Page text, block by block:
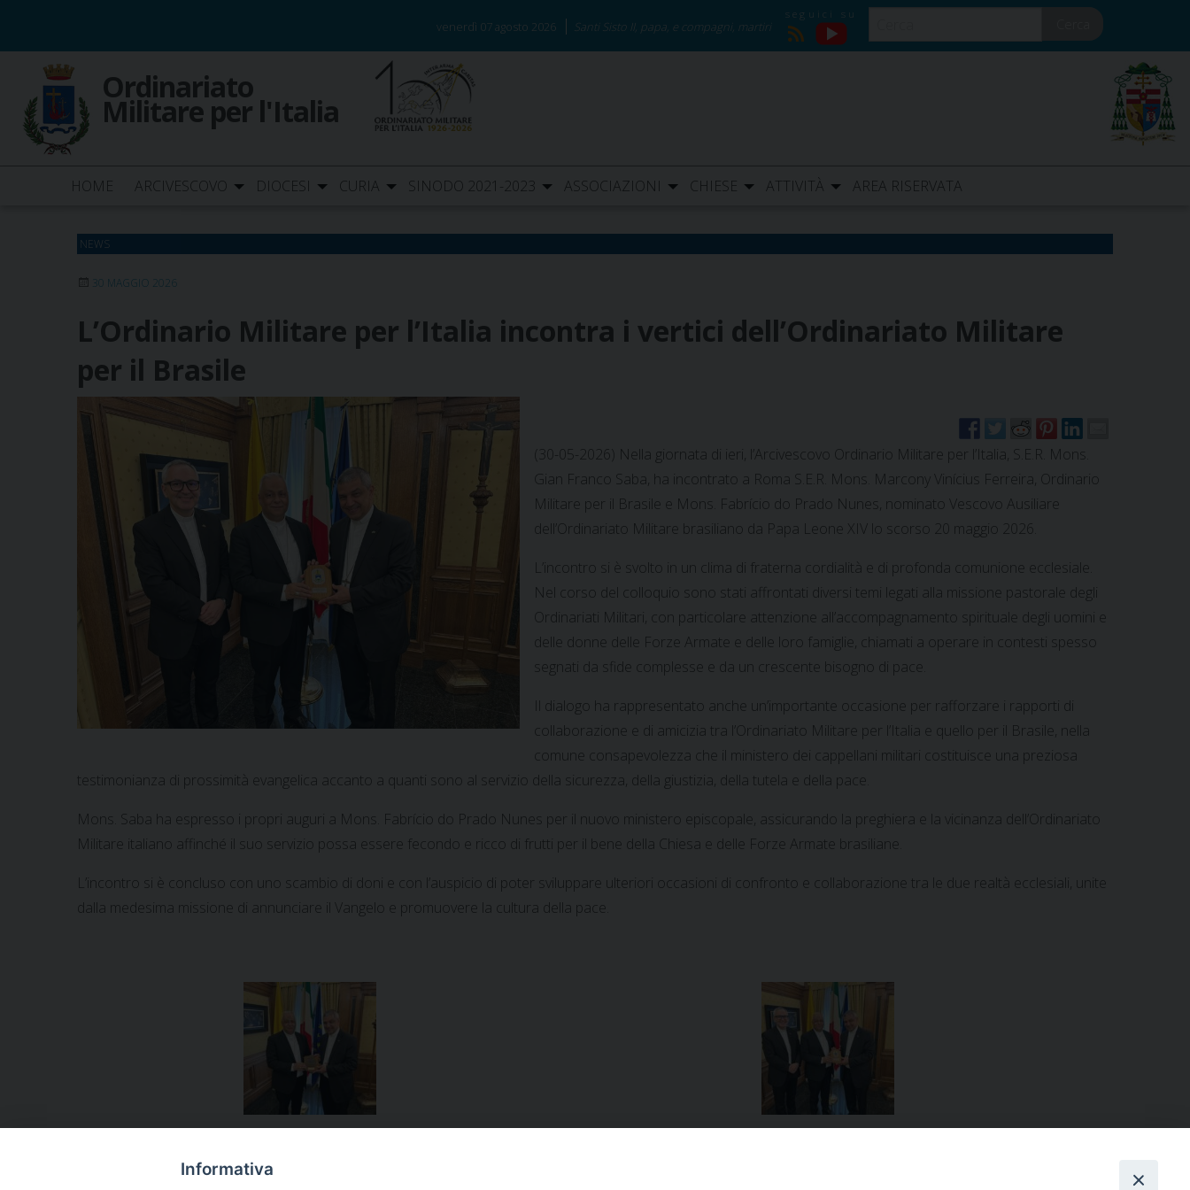
content
venerdì 07 agosto 2026 Santi Sisto II, papa, e compagni, martiri
RSS
YouTube
Ordinariato
Militare per l'Italia
HOME ARCIVESCOVO DIOCESI CURIA SINODO 2021-2023 ASSOCIAZIONI CHIESE ATTIVITÀ AREA RISERVATA
NEWS
30 MAGGIO 2026
L’Ordinario Militare per l’Italia incontra i vertici dell’Ordinariato Militare
per il Brasile
(30-05-2026) Nella giornata di ieri, l’Arcivescovo Ordinario Militare per l’Italia, S.E.R. Mons.
Gian Franco Saba, ha incontrato a Roma S.E.R. Mons. Marcony Vinícius Ferreira, Ordinario
Militare per il Brasile e Mons. Fabrício do Prado Nunes, nominato Vescovo Ausiliare
dell’Ordinariato Militare brasiliano da Papa Leone XIV lo scorso 20 maggio 2026.
L’incontro si è svolto in un clima di fraterna cordialità e di profonda comunione ecclesiale.
Nel corso del colloquio sono stati affrontati diversi temi legati alla missione pastorale degli
Ordinariati Militari, con particolare attenzione all’accompagnamento spirituale degli uomini e
delle donne delle Forze Armate e delle loro famiglie, chiamati a operare in contesti spesso
segnati da sfide complesse e da un crescente bisogno di pace.
Il dialogo ha rappresentato anche un’importante occasione per rafforzare i rapporti di
collaborazione e di amicizia tra l’Ordinariato Militare per l’Italia e quello per il Brasile, nella
comune consapevolezza che il ministero dei cappellani militari costituisce una preziosa
testimonianza di prossimità evangelica accanto a quanti sono al servizio della sicurezza, della giustizia, della tutela e della pace.
Mons. Saba ha espresso i propri auguri a Mons. Fabrício do Prado Nunes per il nuovo ministero episcopale, assicurando la preghiera e la vicinanza dell’Ordinariato
Militare italiano affinché il suo servizio possa essere fecondo e ricco di frutti per il bene della Chiesa e delle Forze Armate brasiliane.
L’incontro si è concluso con uno scambio di doni e con l’auspicio di poter sviluppare ulteriori occasioni di confronto e collaborazione tra le due realtà ecclesiali, unite
dalla medesima missione di annunciare il Vangelo e promuovere la cultura della pace.
Informativa